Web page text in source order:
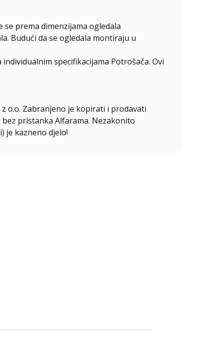
prema dimenzijama ogledala
Budući da se ogledala montiraju u
specifikacijama Potrošača. Ovi
o.o. Zabranjeno je kopirati i prodavati
pristanka Alfarama. Nezakonito
je kazneno djelo!